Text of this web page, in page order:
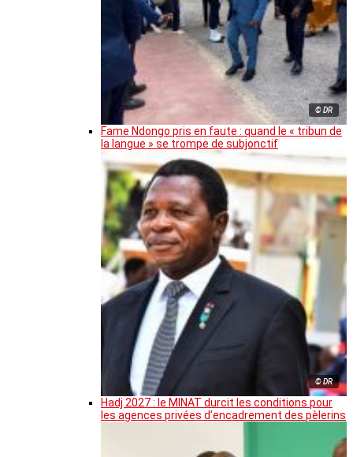
© DR
Fame Ndongo pris en faute : quand le « tribun de
la langue » se trompe de subjonctif
© DR
Hadj 2027 : le MINAT durcit les conditions pour
les agences privées d’encadrement des pèlerins